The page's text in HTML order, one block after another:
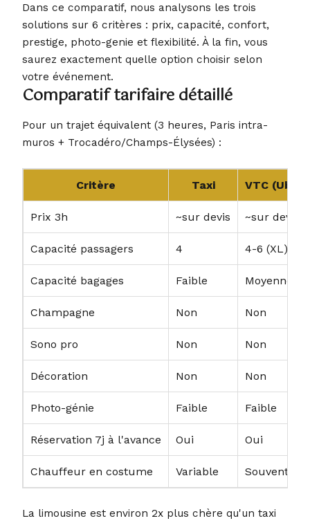
Dans ce comparatif, nous analysons les trois
solutions sur 6 critères : prix, capacité, confort,
prestige, photo-genie et flexibilité. À la fin, vous
saurez exactement quelle option choisir selon
votre événement.
Comparatif tarifaire détaillé
Pour un trajet équivalent (3 heures, Paris intra-
muros + Trocadéro/Champs-Élysées) :
Critère Taxi VTC (Uber
Prix 3h ~sur devis ~sur devis
Capacité passagers 4 4-6 (XL)
Capacité bagages Faible Moyenne
Champagne Non Non
Sono pro Non Non
Décoration Non Non
Photo-génie Faible Faible
Réservation 7j à l'avance Oui Oui
Chauffeur en costume Variable Souvent oui
La limousine est environ 2x plus chère qu'un taxi